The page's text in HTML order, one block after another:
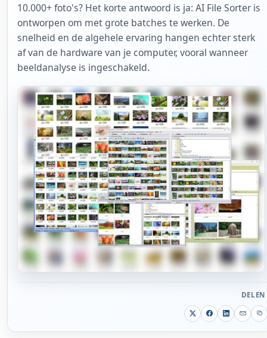
10.000+ foto's? Het korte antwoord is ja: AI File Sorter is
ontworpen om met grote batches te werken. De
snelheid en de algehele ervaring hangen echter sterk
af van de hardware van je computer, vooral wanneer
beeldanalyse is ingeschakeld.
DELEN